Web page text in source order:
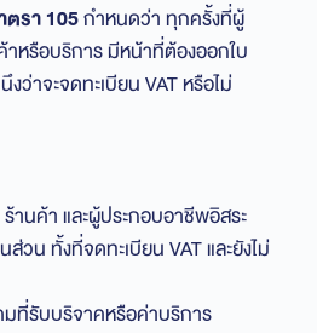
ตรา 105กำหนดว่า ทุกครั้งที่ผู้
าหรือบริการ มีหน้าที่ต้องออกใบ
งว่าจะจดทะเบียน VAT หรือไม่
านค้า และผู้ประกอบอาชีพอิสระ
ส่วน ทั้งที่จดทะเบียน VAT และยังไม่
ที่รับบริจาคหรือค่าบริการ